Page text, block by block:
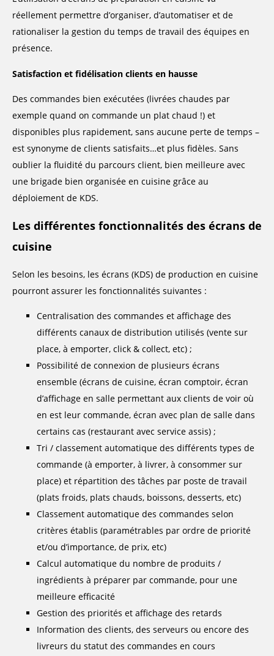
réellement permettre d’organiser, d’automatiser et de
rationaliser la gestion du temps de travail des équipes en
présence.
Satisfaction et fidélisation clients en hausse
Des commandes bien exécutées (livrées chaudes par
exemple quand on commande un plat chaud !) et
disponibles plus rapidement, sans aucune perte de temps –
est synonyme de clients satisfaits…et plus fidèles. Sans
oublier la fluidité du parcours client, bien meilleure avec
une brigade bien organisée en cuisine grâce au
déploiement de KDS.
Les différentes fonctionnalités des écrans de
cuisine
Selon les besoins, les écrans (KDS) de production en cuisine
pourront assurer les fonctionnalités suivantes :
Centralisation des commandes et affichage des
différents canaux de distribution utilisés (vente sur
place, à emporter, click & collect, etc) ;
Possibilité de connexion de plusieurs écrans
ensemble (écrans de cuisine, écran comptoir, écran
d’affichage en salle permettant aux clients de voir où
en est leur commande, écran avec plan de salle dans
certains cas (restaurant avec service assis) ;
Tri / classement automatique des différents types de
commande (à emporter, à livrer, à consommer sur
place) et répartition des tâches par poste de travail
(plats froids, plats chauds, boissons, desserts, etc)
Classement automatique des commandes selon
critères établis (paramétrables par ordre de priorité
et/ou d’importance, de prix, etc)
Calcul automatique du nombre de produits /
ingrédients à préparer par commande, pour une
meilleure efficacité
Gestion des priorités et affichage des retards
Information des clients, des serveurs ou encore des
livreurs du statut des commandes en cours